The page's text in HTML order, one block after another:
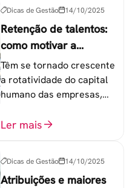
Dicas de Gestão 14/10/2025
Retenção de talentos:
como motivar a
geração Y nas
empresas?
Têm se tornado crescente
a rotatividade do capital
humano das empresas,
colaboradores na faixa de
Ler mais
Dicas de Gestão 14/10/2025
Atribuições e maiores